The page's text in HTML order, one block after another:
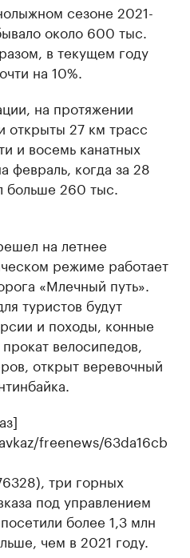
сезоне 2021-
около 600 тыс.
в текущем году
на 10%.
на протяжении
открыты 27 км трасс
и восемь канатных
февраль, когда за 28
больше 260 тыс.
на летнее
режиме работает
«Млечный путь».
туристов будут
и походы, конные
велосипедов,
открыт веревочный
freenews/63da16cb
три горных
под управлением
более 1,3 млн
чем в 2021 году.